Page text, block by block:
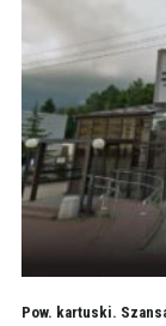
Pow. kartuski.